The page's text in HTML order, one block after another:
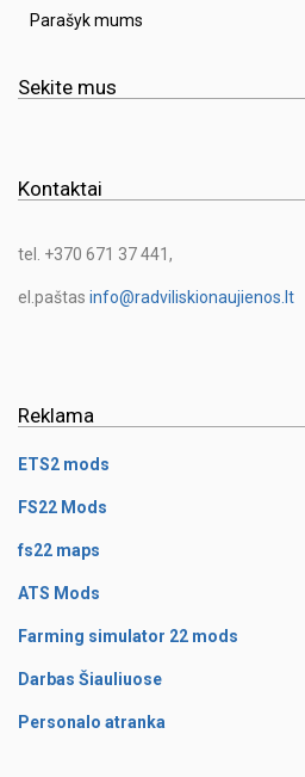
Parašyk mums
Sekite mus
Kontaktai
tel. +370 671 37 441,
el.paštas info@radviliskionaujienos.lt
Reklama
ETS2 mods
FS22 Mods
fs22 maps
ATS Mods
Farming simulator 22 mods
Darbas Šiauliuose
Personalo atranka